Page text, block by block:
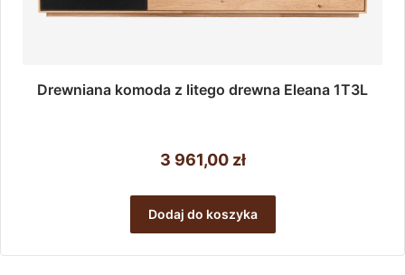
Drewniana komoda z litego drewna Eleana 1T3L
3 961,00 zł
Dodaj do koszyka